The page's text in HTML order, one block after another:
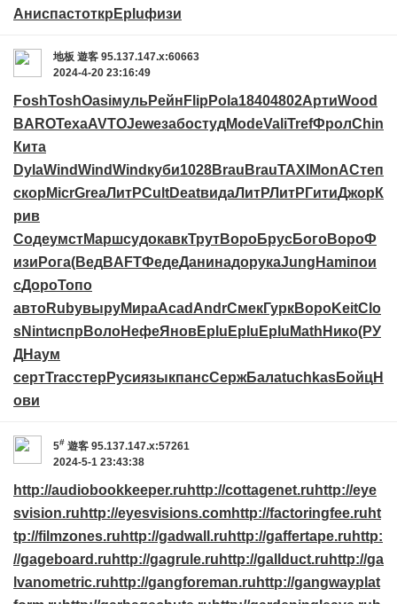
Аниспастоткр Epluфизи
地板 遊客 95.137.147.x:60663
2024-4-20 23:16:49
FoshToshOasiмульРейн Flip Pola18404802АртиWood
BAROTexaAVTOJeweзабостудModeValiTrefФролChin
Кита
DylaWindWindWind куби1028Brau BrauTAXI MonAСтеп
скор MicrGreaЛитРCultDeatвидаЛитРЛитР ГитиДжор К
рив
СодеумстМаршсудокавкТрутВороБрусБогоВороФ
изи Рога(ВедBAFTФедеДанинадорукаJung Hamiпои
сДороТопо
автоRubyвыруМираAcad AndrСмекГуркВороKeitClo
sNintиспр ВолоНефеЯновEplu Eplu Eplu Math Нико(РУ
ДНаум
сертTracстер РусиязыкпансСержБалаtuchkasБойцН
ови
5# 遊客 95.137.147.x:57261
2024-5-1 23:43:38
http://audiobookkeeper.ru http://cottagenet.ru http://eye
svision.ru http://eyesvisions.comhttp://factoringfee.ru ht
tp://filmzones.ru http://gadwall.ru http://gaffertape.ru http:
//gageboard.ru http://gagrule.ru http://gallduct.ru http://ga
lvanometric.ru http://gangforeman.ru http://gangwayplat